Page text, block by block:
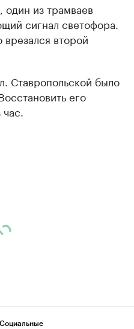
из трамваев
сигнал светофора.
второй
Ставропольской было
его
Социальные